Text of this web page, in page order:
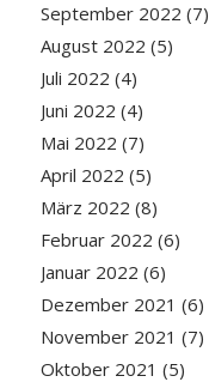
September 2022 (7)
August 2022 (5)
Juli 2022 (4)
Juni 2022 (4)
Mai 2022 (7)
April 2022 (5)
März 2022 (8)
Februar 2022 (6)
Januar 2022 (6)
Dezember 2021 (6)
November 2021 (7)
Oktober 2021 (5)